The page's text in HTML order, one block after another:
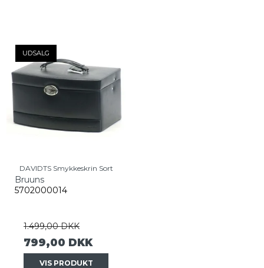
UDSALG
DAVIDTS Smykkeskrin Sort
Bruuns
5702000014
1.499,00 DKK
799,00 DKK
VIS PRODUKT